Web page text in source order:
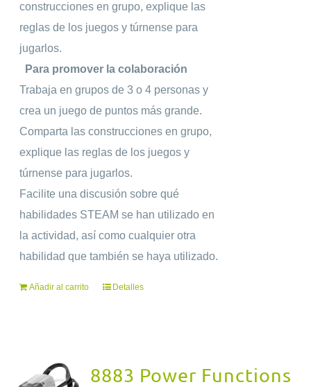
construcciones en grupo, explique las
reglas de los juegos y túrnense para
jugarlos.
Para promover la colaboración
Trabaja en grupos de 3 o 4 personas y
crea un juego de puntos más grande.
Comparta las construcciones en grupo,
explique las reglas de los juegos y
túrnense para jugarlos.
Facilite una discusión sobre qué
habilidades STEAM se han utilizado en
la actividad, así como cualquier otra
habilidad que también se haya utilizado.
Añadir al carrito Detalles
8883 Power Functions